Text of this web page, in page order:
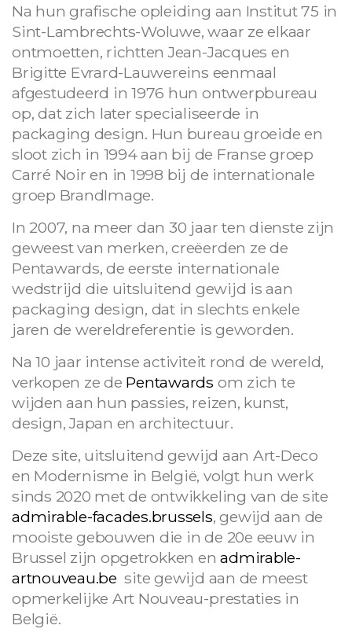
Na hun grafische opleiding aan Institut 75 in
Sint-Lambrechts-Woluwe, waar ze elkaar
ontmoetten, richtten Jean-Jacques en
Brigitte Evrard-Lauwereins eenmaal
afgestudeerd in 1976 hun ontwerpbureau
op, dat zich later specialiseerde in
packaging design. Hun bureau groeide en
sloot zich in 1994 aan bij de Franse groep
Carré Noir en in 1998 bij de internationale
groep BrandImage.
In 2007, na meer dan 30 jaar ten dienste zijn
geweest van merken, creëerden ze de
Pentawards, de eerste internationale
wedstrijd die uitsluitend gewijd is aan
packaging design, dat in slechts enkele
jaren de wereldreferentie is geworden.
Na 10 jaar intense activiteit rond de wereld,
verkopen ze de Pentawards om zich te
wijden aan hun passies, reizen, kunst,
design, Japan en architectuur.
Deze site, uitsluitend gewijd aan Art-Deco
en Modernisme in België, volgt hun werk
sinds 2020 met de ontwikkeling van de site
admirable-facades.brussels, gewijd aan de
mooiste gebouwen die in de 20e eeuw in
Brussel zijn opgetrokken enadmirable-
artnouveau.be site gewijd aan de meest
opmerkelijke Art Nouveau-prestaties in
België.